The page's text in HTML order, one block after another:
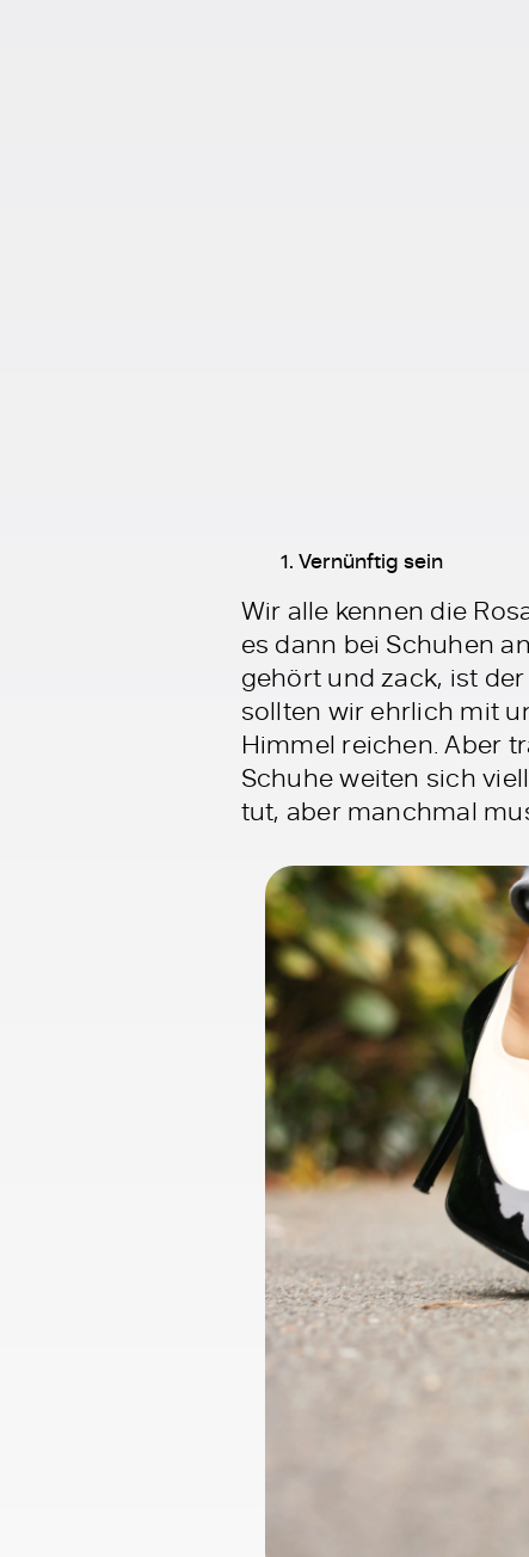
Vernünftig sein
Wir alle kennen die
es dann bei Schuhen
gehört und zack, ist
sollten wir ehrlich mit
Himmel reichen. Aber
Schuhe weiten sich
tut, aber manchmal